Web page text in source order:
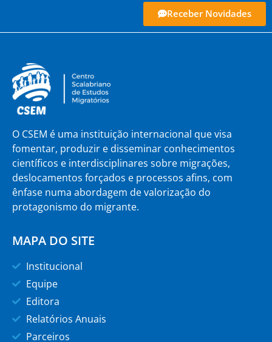
Receber Novidades
O CSEM é uma instituição internacional que visa
fomentar, produzir e disseminar conhecimentos
científicos e interdisciplinares sobre migrações,
deslocamentos forçados e processos afins, com
ênfase numa abordagem de valorização do
protagonismo do migrante.
MAPA DO SITE
Institucional
Equipe
Editora
Relatórios Anuais
Parceiros